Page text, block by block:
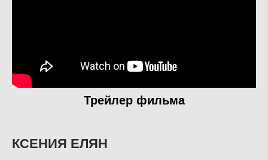
Трейлер фильма
КСЕНИЯ ЕЛЯН